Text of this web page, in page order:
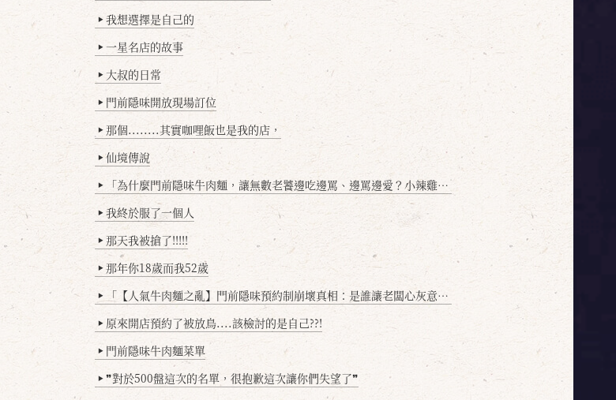
▶ 我想選擇是自己的
▶ 一星名店的故事
▶ 大叔的日常
▶ 門前隱味開放現場訂位
▶ 那個........其實咖哩飯也是我的店，
▶ 仙境傳說
▶ 「為什麼門前隱味牛肉麵，讓無數老饕邊吃邊罵、邊罵邊愛？小辣雞揭密！」
▶ 我終於服了一個人
▶ 那天我被搶了!!!!!
▶ 那年你18歲而我52歲
▶ 「【人氣牛肉麵之亂】門前隱味預約制崩壞真相：是誰讓老闆心灰意冷？」
▶ 原來開店預約了被放鳥....該檢討的是自己??!
▶ 門前隱味牛肉麵菜單
▶ ❞對於500盤這次的名單，很抱歉這次讓你們失望了❞